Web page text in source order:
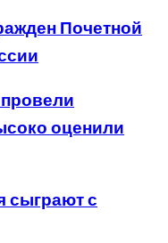
Почетной
оценили
сыграют с